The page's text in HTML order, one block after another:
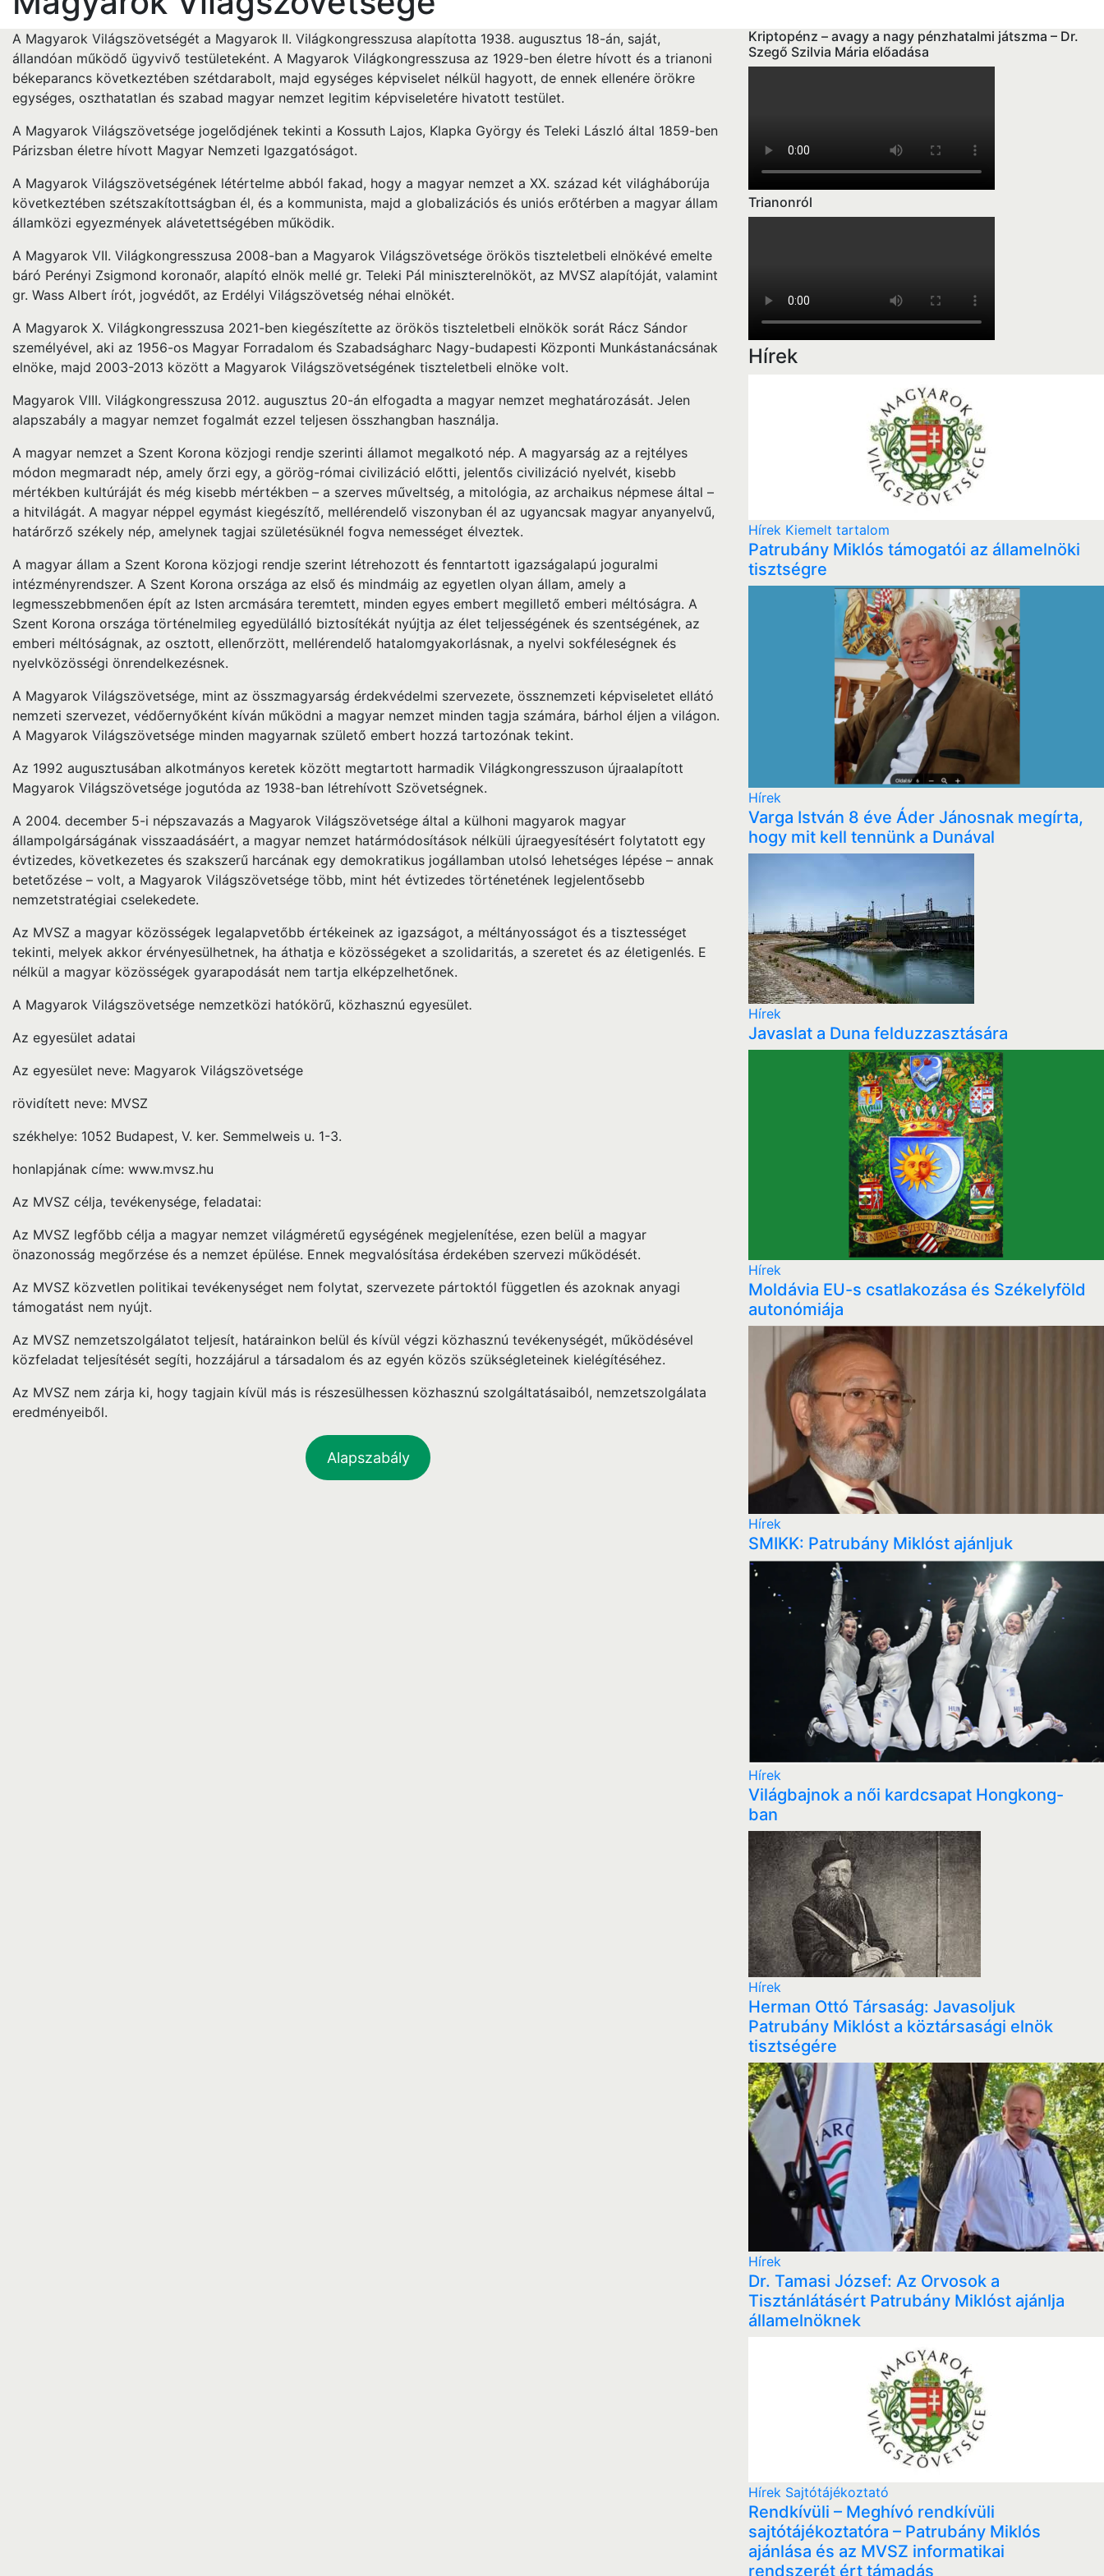
A Magyarok Világszövetségét a Magyarok II. Világkongresszusa alapította 1938. augusztus 18-án, saját,
állandóan működő ügyvivő testületeként. A Magyarok Világkongresszusa az 1929-ben életre hívott és a trianoni
békeparancs következtében szétdarabolt, majd egységes képviselet nélkül hagyott, de ennek ellenére örökre
egységes, oszthatatlan és szabad magyar nemzet legitim képviseletére hivatott testület.
A Magyarok Világszövetsége jogelődjének tekinti a Kossuth Lajos, Klapka György és Teleki László által 1859-ben
Párizsban életre hívott Magyar Nemzeti Igazgatóságot.
A Magyarok Világszövetségének létértelme abból fakad, hogy a magyar nemzet a XX. század két világháborúja
következtében szétszakítottságban él, és a kommunista, majd a globalizációs és uniós erőtérben a magyar állam
államközi egyezmények alávetettségében működik.
A Magyarok VII. Világkongresszusa 2008-ban a Magyarok Világszövetsége örökös tiszteletbeli elnökévé emelte
báró Perényi Zsigmond koronaőr, alapító elnök mellé gr. Teleki Pál miniszterelnököt, az MVSZ alapítóját, valamint
gr. Wass Albert írót, jogvédőt, az Erdélyi Világszövetség néhai elnökét.
A Magyarok X. Világkongresszusa 2021-ben kiegészítette az örökös tiszteletbeli elnökök sorát Rácz Sándor
személyével, aki az 1956-os Magyar Forradalom és Szabadságharc Nagy-budapesti Központi Munkástanácsának
elnöke, majd 2003-2013 között a Magyarok Világszövetségének tiszteletbeli elnöke volt.
Magyarok VIII. Világkongresszusa 2012. augusztus 20-án elfogadta a magyar nemzet meghatározását. Jelen
alapszabály a magyar nemzet fogalmát ezzel teljesen összhangban használja.
A magyar nemzet a Szent Korona közjogi rendje szerinti államot megalkotó nép. A magyarság az a rejtélyes
módon megmaradt nép, amely őrzi egy, a görög-római civilizáció előtti, jelentős civilizáció nyelvét, kisebb
mértékben kultúráját és még kisebb mértékben – a szerves műveltség, a mitológia, az archaikus népmese által –
a hitvilágát. A magyar néppel egymást kiegészítő, mellérendelő viszonyban él az ugyancsak magyar anyanyelvű,
határőrző székely nép, amelynek tagjai születésüknél fogva nemességet élveztek.
A magyar állam a Szent Korona közjogi rendje szerint létrehozott és fenntartott igazságalapú joguralmi
intézményrendszer. A Szent Korona országa az első és mindmáig az egyetlen olyan állam, amely a
legmesszebbmenően épít az Isten arcmására teremtett, minden egyes embert megillető emberi méltóságra. A
Szent Korona országa történelmileg egyedülálló biztosítékát nyújtja az élet teljességének és szentségének, az
emberi méltóságnak, az osztott, ellenőrzött, mellérendelő hatalomgyakorlásnak, a nyelvi sokféleségnek és
nyelvközösségi önrendelkezésnek.
A Magyarok Világszövetsége, mint az összmagyarság érdekvédelmi szervezete, össznemzeti képviseletet ellátó
nemzeti szervezet, védőernyőként kíván működni a magyar nemzet minden tagja számára, bárhol éljen a világon.
A Magyarok Világszövetsége minden magyarnak születő embert hozzá tartozónak tekint.
Az 1992 augusztusában alkotmányos keretek között megtartott harmadik Világkongresszuson újraalapított
Magyarok Világszövetsége jogutóda az 1938-ban létrehívott Szövetségnek.
A 2004. december 5-i népszavazás a Magyarok Világszövetsége által a külhoni magyarok magyar
állampolgárságának visszaadásáért, a magyar nemzet határmódosítások nélküli újraegyesítésért folytatott egy
évtizedes, következetes és szakszerű harcának egy demokratikus jogállamban utolsó lehetséges lépése – annak
betetőzése – volt, a Magyarok Világszövetsége több, mint hét évtizedes történetének legjelentősebb
nemzetstratégiai cselekedete.
Az MVSZ a magyar közösségek legalapvetőbb értékeinek az igazságot, a méltányosságot és a tisztességet
tekinti, melyek akkor érvényesülhetnek, ha áthatja e közösségeket a szolidaritás, a szeretet és az életigenlés. E
nélkül a magyar közösségek gyarapodását nem tartja elképzelhetőnek.
A Magyarok Világszövetsége nemzetközi hatókörű, közhasznú egyesület.
Az egyesület adatai
Az egyesület neve: Magyarok Világszövetsége
rövidített neve: MVSZ
székhelye: 1052 Budapest, V. ker. Semmelweis u. 1-3.
honlapjának címe: www.mvsz.hu
Az MVSZ célja, tevékenysége, feladatai:
Az MVSZ legfőbb célja a magyar nemzet világméretű egységének megjelenítése, ezen belül a magyar
önazonosság megőrzése és a nemzet épülése. Ennek megvalósítása érdekében szervezi működését.
Az MVSZ közvetlen politikai tevékenységet nem folytat, szervezete pártoktól független és azoknak anyagi
támogatást nem nyújt.
Az MVSZ nemzetszolgálatot teljesít, határainkon belül és kívül végzi közhasznú tevékenységét, működésével
közfeladat teljesítését segíti, hozzájárul a társadalom és az egyén közös szükségleteinek kielégítéséhez.
Az MVSZ nem zárja ki, hogy tagjain kívül más is részesülhessen közhasznú szolgáltatásaiból, nemzetszolgálata
eredményeiből.
Alapszabály
Kriptopénz – avagy a nagy pénzhatalmi játszma – Dr.
Szegő Szilvia Mária előadása
Trianonról
Hírek
Hírek Kiemelt tartalom
Patrubány Miklós támogatói az államelnöki
tisztségre
Hírek
Varga István 8 éve Áder Jánosnak megírta,
hogy mit kell tennünk a Dunával
Hírek
Javaslat a Duna felduzzasztására
Hírek
Moldávia EU-s csatlakozása és Székelyföld
autonómiája
Hírek
SMIKK: Patrubány Miklóst ajánljuk
Hírek
Világbajnok a női kardcsapat Hongkong-
ban
Hírek
Herman Ottó Társaság: Javasoljuk
Patrubány Miklóst a köztársasági elnök
tisztségére
Hírek
Dr. Tamasi József: Az Orvosok a
Tisztánlátásért Patrubány Miklóst ajánlja
államelnöknek
Hírek Sajtótájékoztató
Rendkívüli – Meghívó rendkívüli
sajtótájékoztatóra – Patrubány Miklós
ajánlása és az MVSZ informatikai
rendszerét ért támadás